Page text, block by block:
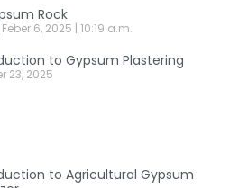
Rock
Feber 6, 2025 10:19 a.m.
to Gypsum Plastering
23, 2025
to Agricultural Gypsum